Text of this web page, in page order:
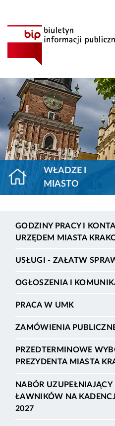
WŁADZE I
MIASTO
GODZINY PRACY I
URZĘDEM MIASTA
USŁUGI - ZAŁATW
OGŁOSZENIA I
PRACA W UMK
ZAMÓWIENIA
PRZEDTERMINOWE
PREZYDENTA MIASTA
NABÓR UZUPEŁNIAJĄCY
ŁAWNIKÓW NA
2027